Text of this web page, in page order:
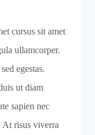
cursus sit amet
ullamcorper.
egestas.
ut diam
sapien nec
At risus viverra